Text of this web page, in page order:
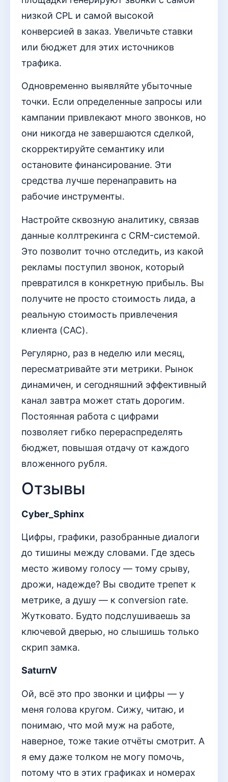
низкой CPL и самой высокой
конверсией в заказ. Увеличьте ставки
или бюджет для этих источников
трафика.
Одновременно выявляйте убыточные
точки. Если определенные запросы или
кампании привлекают много звонков, но
они никогда не завершаются сделкой,
скорректируйте семантику или
остановите финансирование. Эти
средства лучше перенаправить на
рабочие инструменты.
Настройте сквозную аналитику, связав
данные коллтрекинга с CRM-системой.
Это позволит точно отследить, из какой
рекламы поступил звонок, который
превратился в конкретную прибыль. Вы
получите не просто стоимость лида, а
реальную стоимость привлечения
клиента (CAC).
Регулярно, раз в неделю или месяц,
пересматривайте эти метрики. Рынок
динамичен, и сегодняшний эффективный
канал завтра может стать дорогим.
Постоянная работа с цифрами
позволяет гибко перераспределять
бюджет, повышая отдачу от каждого
вложенного рубля.
Отзывы
Cyber_Sphinx
Цифры, графики, разобранные диалоги
до тишины между словами. Где здесь
место живому голосу — тому срыву,
дрожи, надежде? Вы сводите трепет к
метрике, а душу — к conversion rate.
Жутковато. Будто подслушиваешь за
ключевой дверью, но слышишь только
скрип замка.
SaturnV
Ой, всё это про звонки и цифры — у
меня голова кругом. Сижу, читаю, и
понимаю, что мой муж на работе,
наверное, тоже такие отчёты смотрит. А
я ему даже толком не могу помочь,
потому что в этих графиках и номерах